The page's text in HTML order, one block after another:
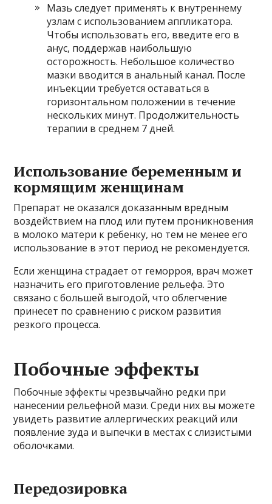
Мазь следует применять к внутреннему
узлам с использованием аппликатора.
Чтобы использовать его, введите его в
анус, поддержав наибольшую
осторожность. Небольшое количество
мазки вводится в анальный канал. После
инъекции требуется оставаться в
горизонтальном положении в течение
нескольких минут. Продолжительность
терапии в среднем 7 дней.
Использование беременным и
кормящим женщинам
Препарат не оказался доказанным вредным
воздействием на плод или путем проникновения
в молоко матери к ребенку, но тем не менее его
использование в этот период не рекомендуется.
Если женщина страдает от геморроя, врач может
назначить его приготовление рельефа. Это
связано с большей выгодой, что облегчение
принесет по сравнению с риском развития
резкого процесса.
Побочные эффекты
Побочные эффекты чрезвычайно редки при
нанесении рельефной мази. Среди них вы можете
увидеть развитие аллергических реакций или
появление зуда и выпечки в местах с слизистыми
оболочками.
Передозировка